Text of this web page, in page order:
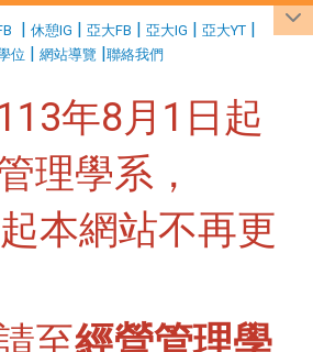
| 休憩IG | 亞大FB | 亞大IG | 亞大YT |
位 | 網站導覽 |聯絡我們
年8月1日起
理學系，
本網站不再更
至經營管理學